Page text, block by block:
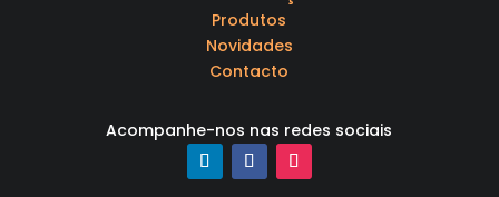
Produtos
Novidades
Contacto
Acompanhe-nos nas redes sociais